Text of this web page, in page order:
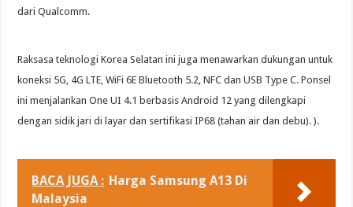
dari Qualcomm.
Raksasa teknologi Korea Selatan ini juga menawarkan dukungan untuk
koneksi 5G, 4G LTE, WiFi 6E Bluetooth 5.2, NFC dan USB Type C. Ponsel
ini menjalankan One UI 4.1 berbasis Android 12 yang dilengkapi
dengan sidik jari di layar dan sertifikasi IP68 (tahan air dan debu). ).
BACA JUGA : Harga Samsung A13 Di
Malaysia